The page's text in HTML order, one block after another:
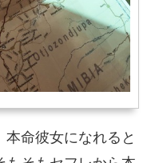
命彼女になれると